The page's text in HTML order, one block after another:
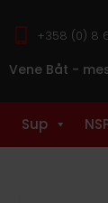
+358 (0) 8
Vene Båt -
Sup